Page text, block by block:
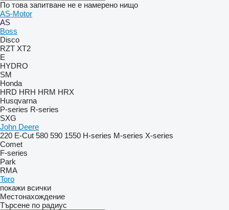
По това запитване не е намерено нищо
AS-Motor
AS
Boss
Disco
RZT XT2
E
HYDRO
SM
Honda
HRD HRH HRM HRX
Husqvarna
P-series R-series
SXG
John Deere
220 E-Cut 580 590 1550 H-series M-series X-series
Comet
F-series
Park
RMA
Toro
покажи всички
Местонахождение
Търсене по радиус